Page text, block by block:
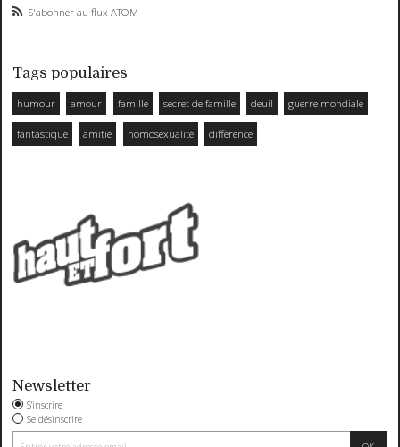
S'abonner au flux ATOM
Tags populaires
humour amour famille secret de famille deuil guerre mondiale
fantastique amitié homosexualité différence
Newsletter
S'inscrire
Se désinscrire